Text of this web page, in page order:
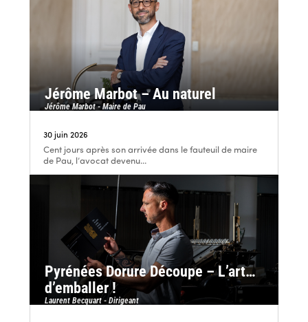
Jérôme Marbot – Au naturel
Jérôme Marbot - Maire de Pau
30 juin 2026
Cent jours après son arrivée dans le fauteuil de maire
de Pau, l’avocat devenu...
Pyrénées Dorure Découpe – L’art…
d’emballer !
Laurent Becquart - Dirigeant